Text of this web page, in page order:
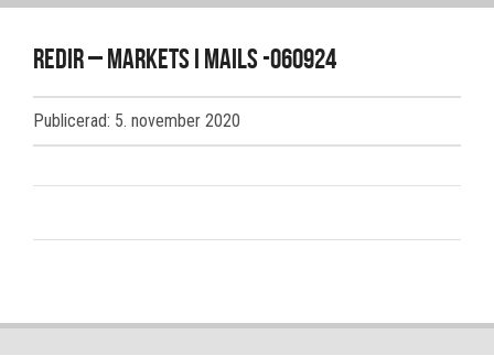
redir – markets i mails -060924
Publicerad: 5. november 2020